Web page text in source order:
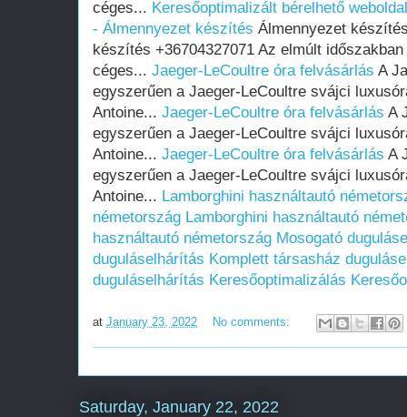
céges... Keresőoptimalizált bérelhető
- Álmennyezet készítés Álmennyezet
készítés +36704327071 Az elmúlt
céges... Jaeger-LeCoultre óra felvásárlás A
egyszerűen a Jaeger-LeCoultre svájci
Antoine... Jaeger-LeCoultre óra felvásárlás A
egyszerűen a Jaeger-LeCoultre svájci
Antoine... Jaeger-LeCoultre óra felvásárlás A
egyszerűen a Jaeger-LeCoultre svájci
Antoine... Lamborghini használtautó
németország Lamborghini használtautó
használtautó németország Mosogató
duguláselhárítás Komplett társasház
duguláselhárítás Keresőoptimalizálás
at January 23, 2022 No comments:
Saturday, January 22, 2022